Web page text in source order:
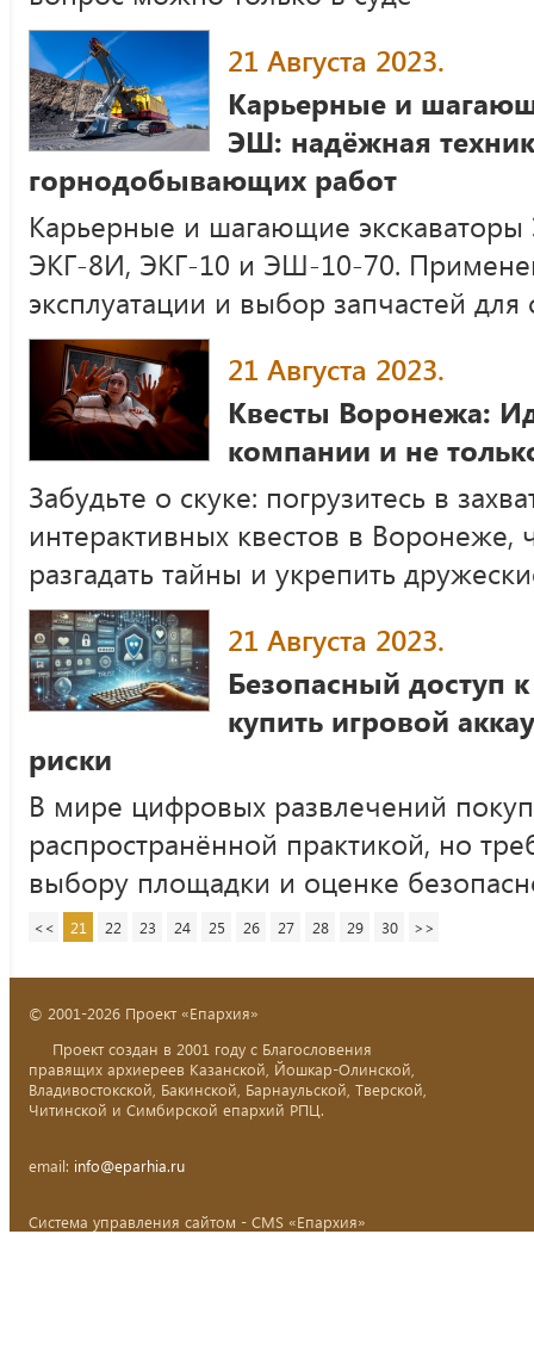
21 Августа 2023.
Карьерные и
ЭШ: надёжная
горнодобывающих работ
Карьерные и шагающие
ЭКГ-8И, ЭКГ-10 и ЭШ-10-70.
эксплуатации и выбор запчастей
21 Августа 2023.
Квесты Воронежа:
компании и не
Забудьте о скуке: погрузитесь в
интерактивных квестов в Воронеже,
разгадать тайны и укрепить
21 Августа 2023.
Безопасный доступ
купить игровой
риски
В мире цифровых развлечений
распространённой практикой, но
выбору площадки и оценке
<< 21 22 23 24 25 26 27 28 29 30 >>
© 2001-2026 Проект «Епархия»
Проект создан в 2001 году с Благословения
правящих архиереев Казанской, Йошкар-Олинской,
Владивостокской, Бакинской, Барнаульской, Тверской,
Читинской и Симбирской епархий РПЦ.
email: info@eparhia.ru
Система управления сайтом - CMS «Епархия»